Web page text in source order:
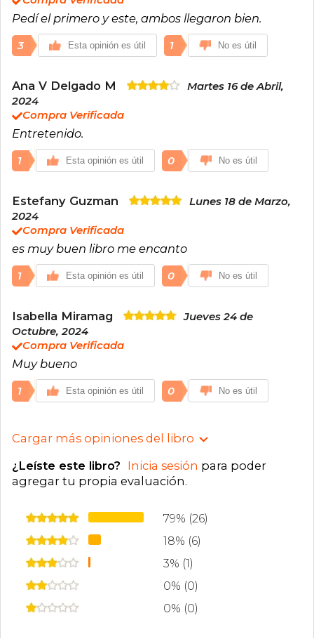
Pedí el primero y este, ambos llegaron bien.
3 Esta opinión es útil 1 No es útil
Ana V Delgado M
Martes 16 de Abril,
2024
Compra Verificada
Entretenido.
1 Esta opinión es útil 0 No es útil
Estefany Guzman
Lunes 18 de Marzo,
2024
Compra Verificada
es muy buen libro me encanto
1 Esta opinión es útil 0 No es útil
Isabella Miramag
Jueves 24 de
Octubre, 2024
Compra Verificada
Muy bueno
1 Esta opinión es útil 0 No es útil
Cargar más opiniones del libro
¿Leíste este libro? Inicia sesión para poder
agregar tu propia evaluación.
79% (26)
18% (6)
3% (1)
0% (0)
0% (0)